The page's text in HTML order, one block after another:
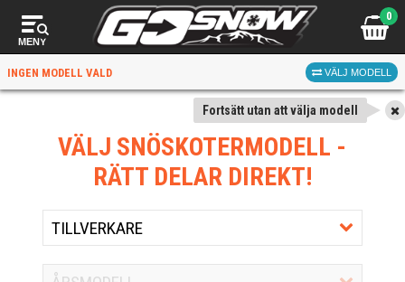
MENY
0
INGEN MODELL VALD VÄLJ MODELL
Fortsätt utan att välja modell
VÄLJ SNÖSKOTERMODELL -
RÄTT DELAR DIREKT!